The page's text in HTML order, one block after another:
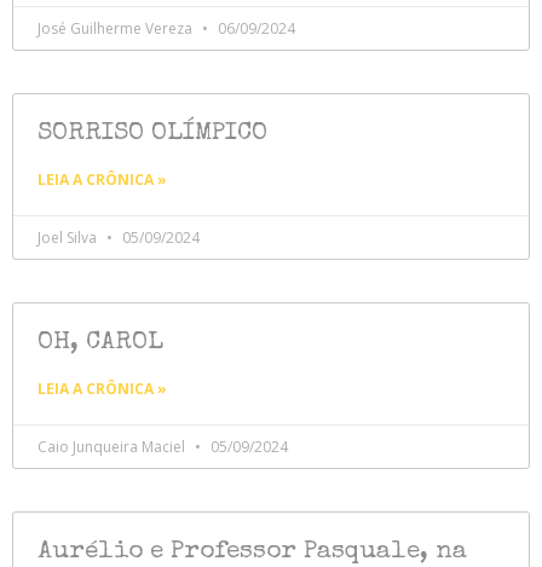
José Guilherme Vereza 06/09/2024
SORRISO OLÍMPICO
LEIA A CRÔNICA »
Joel Silva 05/09/2024
OH, CAROL
LEIA A CRÔNICA »
Caio Junqueira Maciel 05/09/2024
Aurélio e Professor Pasquale, na